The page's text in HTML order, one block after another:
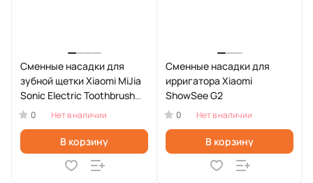
Сменные насадки для
зубной щетки Xiaomi MiJia
Sonic Electric Toothbrush
T501 MBS307 (2шт)
0 Нет в наличии
В корзину
Сменные насадки для
ирригатора Xiaomi
ShowSee G2
0 Нет в наличии
В корзину